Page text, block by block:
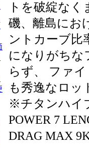
トを破綻な
磯、離島にお
ントカーブ比
になりがちな
らず、 ファ
も秀逸なロッ
※チタンハイ
POWER 7
DRAG MAX